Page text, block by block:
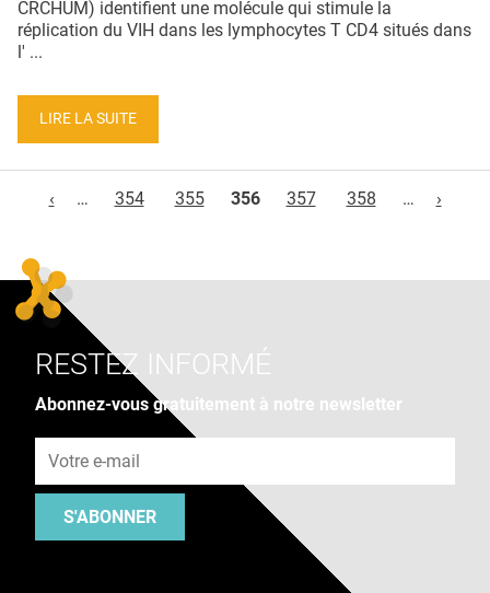
CRCHUM) identifient une molécule qui stimule la
réplication du VIH dans les lymphocytes T CD4 situés dans
l' ...
LIRE LA SUITE
‹
… 354 355 356 357 358 … ›
RESTEZ INFORMÉ
Abonnez-vous gratuitement à notre newsletter
S'ABONNER